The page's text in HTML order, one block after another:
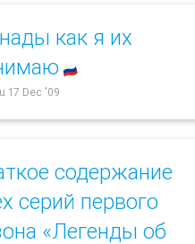
как я их
🇷🇺
17 Dec '09
содержание
серий первого
«Легенды об